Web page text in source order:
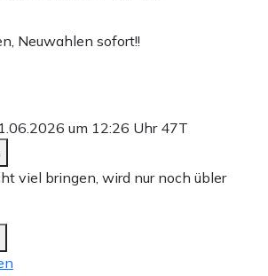
Neuwahlen sofort!!
um 12:26 Uhr 47T
viel bringen, wird nur noch übler